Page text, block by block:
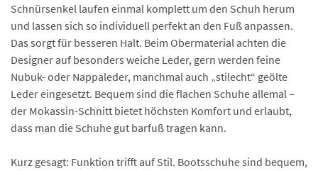
Schnürsenkel laufen einmal komplett um den Schuh herum
und lassen sich so individuell perfekt an den Fuß anpassen.
Das sorgt für besseren Halt. Beim Obermaterial achten die
Designer auf besonders weiche Leder, gern werden feine
Nubuk- oder Nappaleder, manchmal auch „stilecht“ geölte
Leder eingesetzt. Bequem sind die flachen Schuhe allemal –
der Mokassin-Schnitt bietet höchsten Komfort und erlaubt,
dass man die Schuhe gut barfuß tragen kann.
Kurz gesagt: Funktion trifft auf Stil. Bootsschuhe sind bequem,